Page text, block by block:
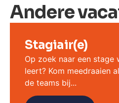
Andere
Stagiair(e)
Op zoek naar een stage
leert? Kom meedraaien
de teams bij...